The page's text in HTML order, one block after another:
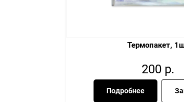
Термопакет,
200 р.
Подробнее